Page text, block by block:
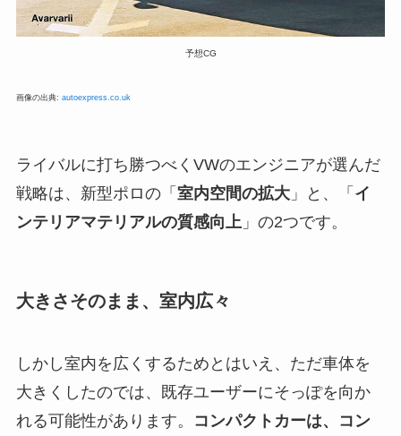
予想CG
画像の出典: autoexpress.co.uk
ライバルに打ち勝つべくVWのエンジニアが選んだ
戦略は、新型ポロの「 室内空間の拡大」と、「 イ
ンテリアマテリアルの質感向上」の2つです。
大きさそのまま、室内広々
しかし室内を広くするためとはいえ、ただ車体を
大きくしたのでは、既存ユーザーにそっぽを向か
れる可能性があります。
コンパクトカーは、コン